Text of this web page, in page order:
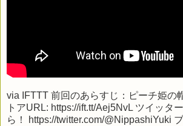
via IFTTT 前回のあらすじ：ピーチ姫の
トアURL: https://ift.tt/Aej5NvL ツイッタ
ら！ https://twitter.com/@NippashiYuki